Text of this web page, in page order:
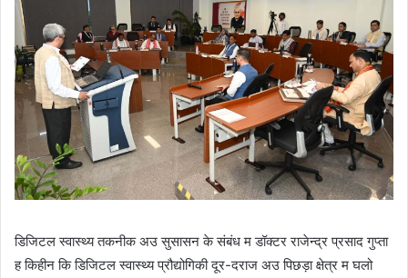
डिजिटल स्वास्थ्य तकनीक अउ सुसासन के संबंध म डॉक्टर राजेन्द्र प्रसाद गुप्ता
ह किहीन कि डिजिटल स्वास्थ्य प्रौद्योगिकी दूर-दराज अउ पिछड़ा क्षेत्र म घलो